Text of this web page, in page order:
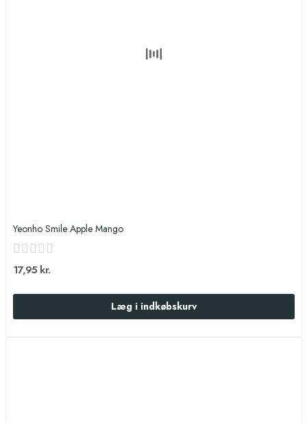
Yeonho Smile Apple Mango
17,95 kr.
Læg i indkøbskurv